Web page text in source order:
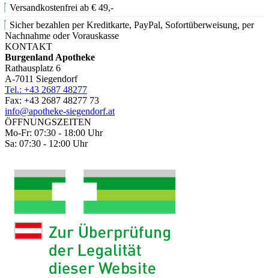
Versandkostenfrei ab € 49,-
Sicher bezahlen per Kreditkarte, PayPal, Sofortüberweisung, per
Nachnahme oder Vorauskasse
KONTAKT
Burgenland Apotheke
Rathausplatz 6
A-7011 Siegendorf
Tel.: +43 2687 48277
Fax: +43 2687 48277 73
info@apotheke-siegendorf.at
ÖFFNUNGSZEITEN
Mo-Fr: 07:30 - 18:00 Uhr
Sa: 07:30 - 12:00 Uhr